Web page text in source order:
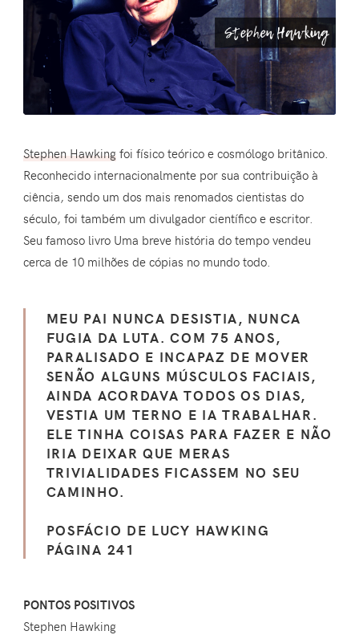
Stephen Hawking foi físico teórico e cosmólogo britânico.
Reconhecido internacionalmente por sua contribuição à
ciência, sendo um dos mais renomados cientistas do
século, foi também um divulgador científico e escritor.
Seu famoso livro Uma breve história do tempo vendeu
cerca de 10 milhões de cópias no mundo todo.
MEU PAI NUNCA DESISTIA, NUNCA
FUGIA DA LUTA. COM 75 ANOS,
PARALISADO E INCAPAZ DE MOVER
SENÃO ALGUNS MÚSCULOS FACIAIS,
AINDA ACORDAVA TODOS OS DIAS,
VESTIA UM TERNO E IA TRABALHAR.
ELE TINHA COISAS PARA FAZER E NÃO
IRIA DEIXAR QUE MERAS
TRIVIALIDADES FICASSEM NO SEU
CAMINHO.
POSFÁCIO DE LUCY HAWKING
PÁGINA 241
PONTOS POSITIVOS
Stephen Hawking